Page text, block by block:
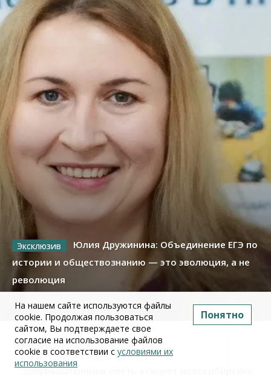
Юлия Дружинина: Объединение ЕГЭ по
истории и обществознанию — это эволюция, а не
революция
02 июля 2026
Про Бизнес
ПроБизнес
Злоумышленники опять атакуют новосибирские
На нашем сайте используются файлы
cookie. Продолжая пользоваться
сайтом, Вы подтверждаете свое
согласие на использование файлов
cookie в соответствии с условиями их
использования
Понятно